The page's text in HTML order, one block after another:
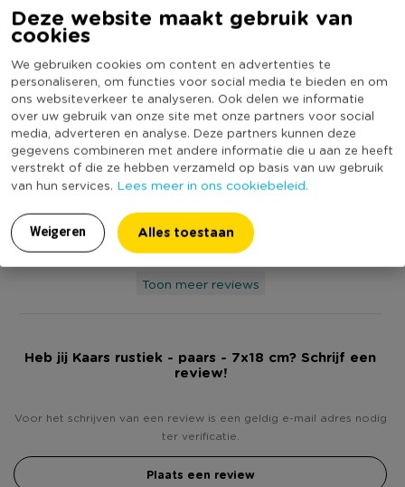
Deze website maakt gebruik van
cookies
We gebruiken cookies om content en advertenties te
personaliseren, om functies voor social media te bieden en om
ons websiteverkeer te analyseren. Ook delen we informatie
over uw gebruik van onze site met onze partners voor social
media, adverteren en analyse. Deze partners kunnen deze
gegevens combineren met andere informatie die u aan ze heeft
verstrekt of die ze hebben verzameld op basis van uw gebruik
van hun services. Lees meer in ons cookiebeleid.
Weigeren Alles toestaan
9.2 Op basis van 31 reviews
MTA
10.0
Branden lang en goed
Geschreven voor: Kaars rustiek - lindegroen - ø7x18 cm
Toon meer reviews
Heb jij Kaars rustiek - paars - 7x18 cm? Schrijf een
review!
Voor het schrijven van een review is een geldig e-mail adres nodig
ter verificatie.
Plaats een review